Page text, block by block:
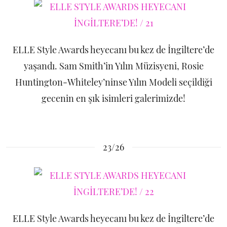
ELLE Style Awards heyecanı bu kez de İngiltere’de
yaşandı. Sam Smith’in Yılın Müzisyeni, Rosie
Huntington-Whiteley’ninse Yılın Modeli seçildiği
gecenin en şık isimleri galerimizde!
23/26
ELLE Style Awards heyecanı bu kez de İngiltere’de